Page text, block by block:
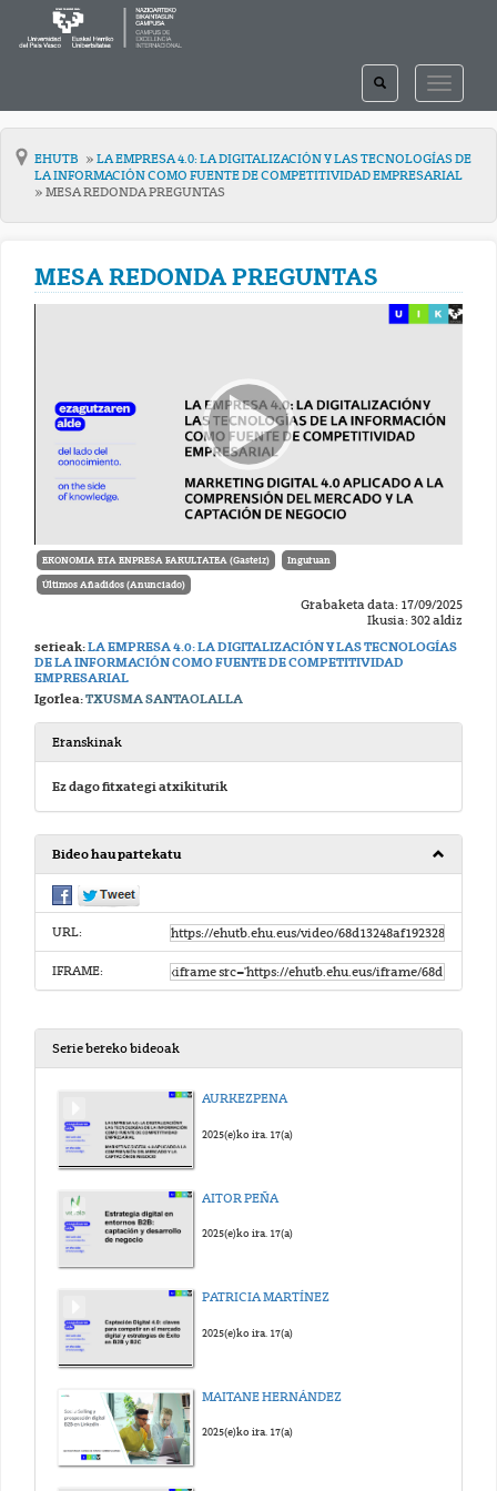
TOGGLE
TOGGLE
SEARCH
EHUTB
LA EMPRESA 4.0: LA DIGITALIZACIÓN Y LAS TECNOLOGÍAS DE
LA INFORMACIÓN COMO FUENTE DE COMPETITIVIDAD EMPRESARIAL
MESA REDONDA PREGUNTAS
MESA REDONDA PREGUNTAS
EKONOMIA ETA ENPRESA FAKULTATEA (Gasteiz) Inguruan
Últimos Añadidos (Anunciado)
Grabaketa data: 17/09/2025
Ikusia: 302 aldiz
serieak:LA EMPRESA 4.0: LA DIGITALIZACIÓN Y LAS TECNOLOGÍAS
DE LA INFORMACIÓN COMO FUENTE DE COMPETITIVIDAD
EMPRESARIAL
Igorlea:TXUSMA SANTAOLALLA
Eranskinak
Ez dago fitxategi atxikiturik
Bideo hau partekatu
URL:
IFRAME:
Serie bereko bideoak
AURKEZPENA
2025(e)ko ira. 17(a)
AITOR PEÑA
2025(e)ko ira. 17(a)
PATRICIA MARTÍNEZ
2025(e)ko ira. 17(a)
MAITANE HERNÁNDEZ
2025(e)ko ira. 17(a)